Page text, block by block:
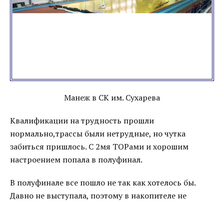
Манеж в СК им. Сухарева
Квалификации на трудность прошли
нормально,трассы были нетрудные, но чутка
забиться пришлось. С 2мя ТОРами и хорошим
настроением попала в полуфинал.
В полуфинале все пошло не так как хотелось бы.
Давно не выступала, поэтому в накопителе не